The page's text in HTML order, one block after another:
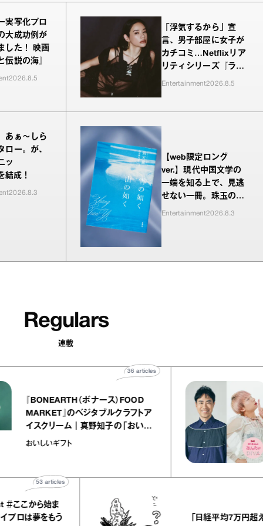
実写化プロ
大成功例が
した！ 映画
伝説の海』
2026.8.5
「浮気するから」宣
言、男子部屋に女子が
カチコミ…Netflixリア
リティシリーズ『ラヴ
上等』シーズン2、新
Entertainment2026.8.5
あぁ〜しら
ロー。が、
ッ
結成！
2026.8.3
【web限定ロング
ver.】現代中国文学の
一端を知る上で、見逃
せない一冊。珠玉の編
が並ぶ『雪の如く山の
Entertainment2026.8.3
Regulars
連載
『BONEARTH（ボナース）FOOD
MARKET』のベジタブルクラフトア
イスクリーム｜真野知子の「おいし
いギフト」
おいしいギフト
36
ら始ま
をもう
「日経平均7万円超え」を堀